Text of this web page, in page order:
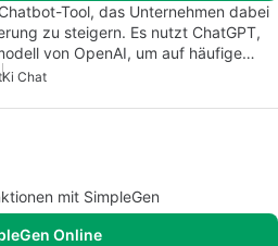
Tool, das Unternehmen dabei
zu steigern. Es nutzt ChatGPT,
von OpenAI, um auf häufige…
Ki Chat
mit SimpleGen
Online